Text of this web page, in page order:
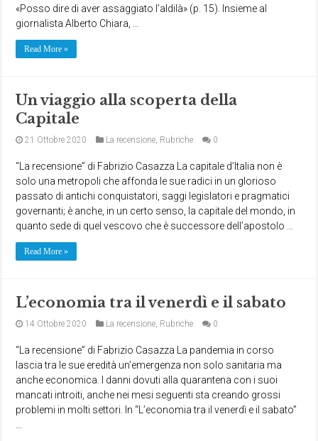
«Posso dire di aver assaggiato l’aldilà» (p. 15). Insieme al
giornalista Alberto Chiara, …
Read More »
Un viaggio alla scoperta della
Capitale
21 Ottobre 2020 La recensione, Rubriche 0
“La recensione” di Fabrizio Casazza La capitale d’Italia non è
solo una metropoli che affonda le sue radici in un glorioso
passato di antichi conquistatori, saggi legislatori e pragmatici
governanti; è anche, in un certo senso, la capitale del mondo, in
quanto sede di quel vescovo che è successore dell’apostolo …
Read More »
L’economia tra il venerdì e il sabato
14 Ottobre 2020 La recensione, Rubriche 0
“La recensione” di Fabrizio Casazza La pandemia in corso
lascia tra le sue eredità un’emergenza non solo sanitaria ma
anche economica. I danni dovuti alla quarantena con i suoi
mancati introiti, anche nei mesi seguenti sta creando grossi
problemi in molti settori. In “L’economia tra il venerdì e il sabato”